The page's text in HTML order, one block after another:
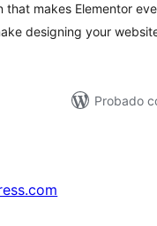
that makes Elementor
designing your
Probado